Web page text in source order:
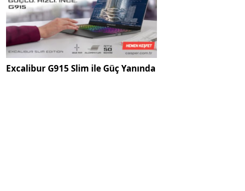
Excalibur G915 Slim ile Güç Yanında